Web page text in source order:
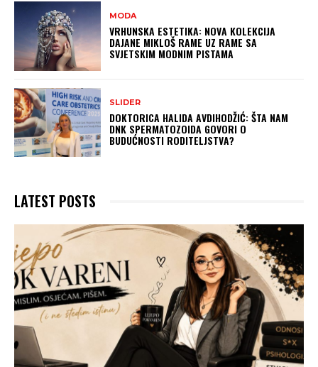
MODA
VRHUNSKA ESTETIKA: NOVA KOLEKCIJA
DAJANE MIKLOŠ RAME UZ RAME SA
SVJETSKIM MODNIM PISTAMA
SLIDER
DOKTORICA HALIDA AVDIHODŽIĆ: ŠTA NAM
DNK SPERMATOZOIDA GOVORI O
BUDUĆNOSTI RODITELJSTVA?
LATEST POSTS